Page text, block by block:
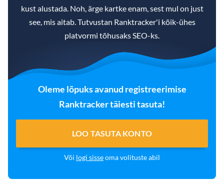
kust alustada. Noh, ärge kartke enam, sest mul on just
see, mis aitab. Tutvustan Ranktracker'i kõik-ühes
platvormi tõhusaks SEO-ks.
Oleme lõpuks avanud registreerimise
Ranktracker täiesti tasuta!
LOO TASUTA KONTO
Või logi sisseoma volituste abil